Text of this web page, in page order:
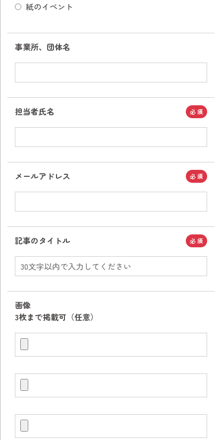
紙のイベント
事業所、団体名
担当者氏名 必須
メールアドレス 必須
記事のタイトル 必須
画像
3枚まで掲載可（任意）